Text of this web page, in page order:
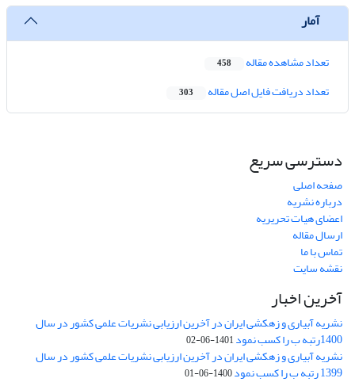
آمار
تعداد مشاهده مقاله 458
تعداد دریافت فایل اصل مقاله 303
دسترسی سریع
صفحه اصلی
درباره نشریه
اعضای هیات تحریریه
ارسال مقاله
تماس با ما
نقشه سایت
آخرین اخبار
نشریه آبیاری و زهکشی ایران در آخرین ارزیابی نشریات علمی کشور در سال
1400رتبه ب را کسب نمود 1401-06-02
نشریه آبیاری و زهکشی ایران در آخرین ارزیابی نشریات علمی کشور در سال
1399 رتبه ب را کسب نمود 1400-06-01